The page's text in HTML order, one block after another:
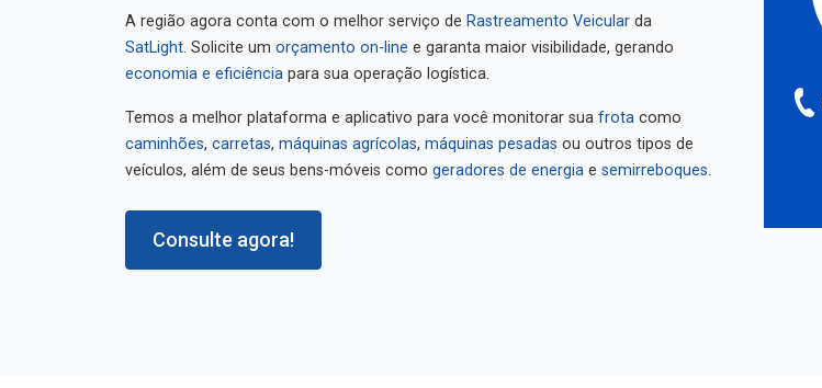
A região agora conta com o melhor serviço de Rastreamento Veicular
da
SatLight
. Solicite um orçamento on-line
e garanta maior visibilidade, gerando
economia e eficiência
para sua operação logística.
Temos a melhor plataforma e aplicativo para você monitorar sua frota
caminhões
máquinas agrícolas máquinas pesadas
ou outros tipos de
veículos, além de seus bens-móveis como
geradores de energia semirreboques
Consulte agora!